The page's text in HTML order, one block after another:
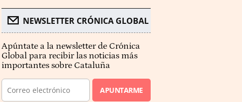
NEWSLETTER CRÓNICA GLOBAL
Apúntate a la newsletter de Crónica
Global para recibir las noticias más
importantes sobre Cataluña
APUNTARME